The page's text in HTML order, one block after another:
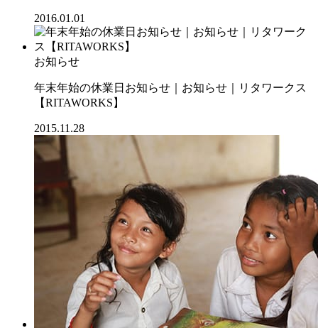
2016.01.01
お知らせ
年末年始の休業日お知らせ｜お知らせ｜リタワークス
【RITAWORKS】
2015.11.28